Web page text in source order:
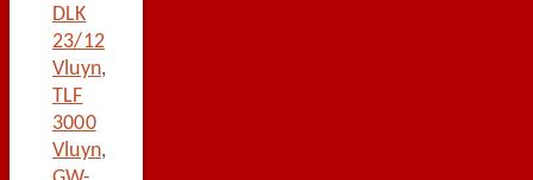
DLK
23/12
Vluyn,
TLF
3000
Vluyn,